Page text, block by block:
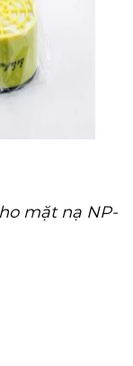
mặt nạ NP-